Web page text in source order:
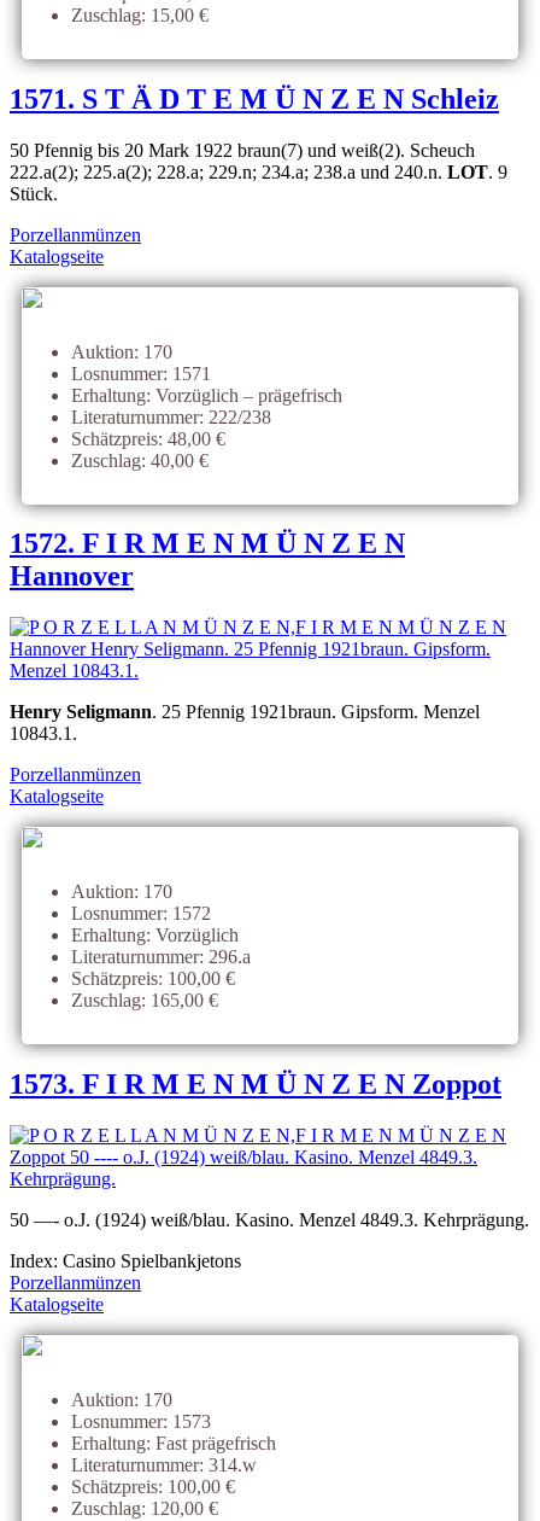
Zuschlag: 15,00 €
1571. S T Ä D T E M Ü N Z E N Schleiz
50 Pfennig bis 20 Mark 1922 braun(7) und weiß(2). Scheuch
222.a(2); 225.a(2); 228.a; 229.n; 234.a; 238.a und 240.n. LOT. 9
Stück.
Porzellanmünzen
Katalogseite
Auktion: 170
Losnummer: 1571
Erhaltung: Vorzüglich – prägefrisch
Literaturnummer: 222/238
Schätzpreis: 48,00 €
Zuschlag: 40,00 €
1572. F I R M E N M Ü N Z E N
Hannover
Henry Seligmann. 25 Pfennig 1921braun. Gipsform. Menzel
10843.1.
Porzellanmünzen
Katalogseite
Auktion: 170
Losnummer: 1572
Erhaltung: Vorzüglich
Literaturnummer: 296.a
Schätzpreis: 100,00 €
Zuschlag: 165,00 €
1573. F I R M E N M Ü N Z E N Zoppot
50 —- o.J. (1924) weiß/blau. Kasino. Menzel 4849.3. Kehrprägung.
Index: Casino Spielbankjetons
Porzellanmünzen
Katalogseite
Auktion: 170
Losnummer: 1573
Erhaltung: Fast prägefrisch
Literaturnummer: 314.w
Schätzpreis: 100,00 €
Zuschlag: 120,00 €